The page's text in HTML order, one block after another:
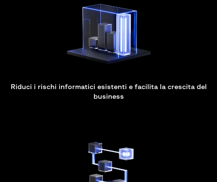
Riduci i rischi informatici esistenti e facilita la crescita del
business